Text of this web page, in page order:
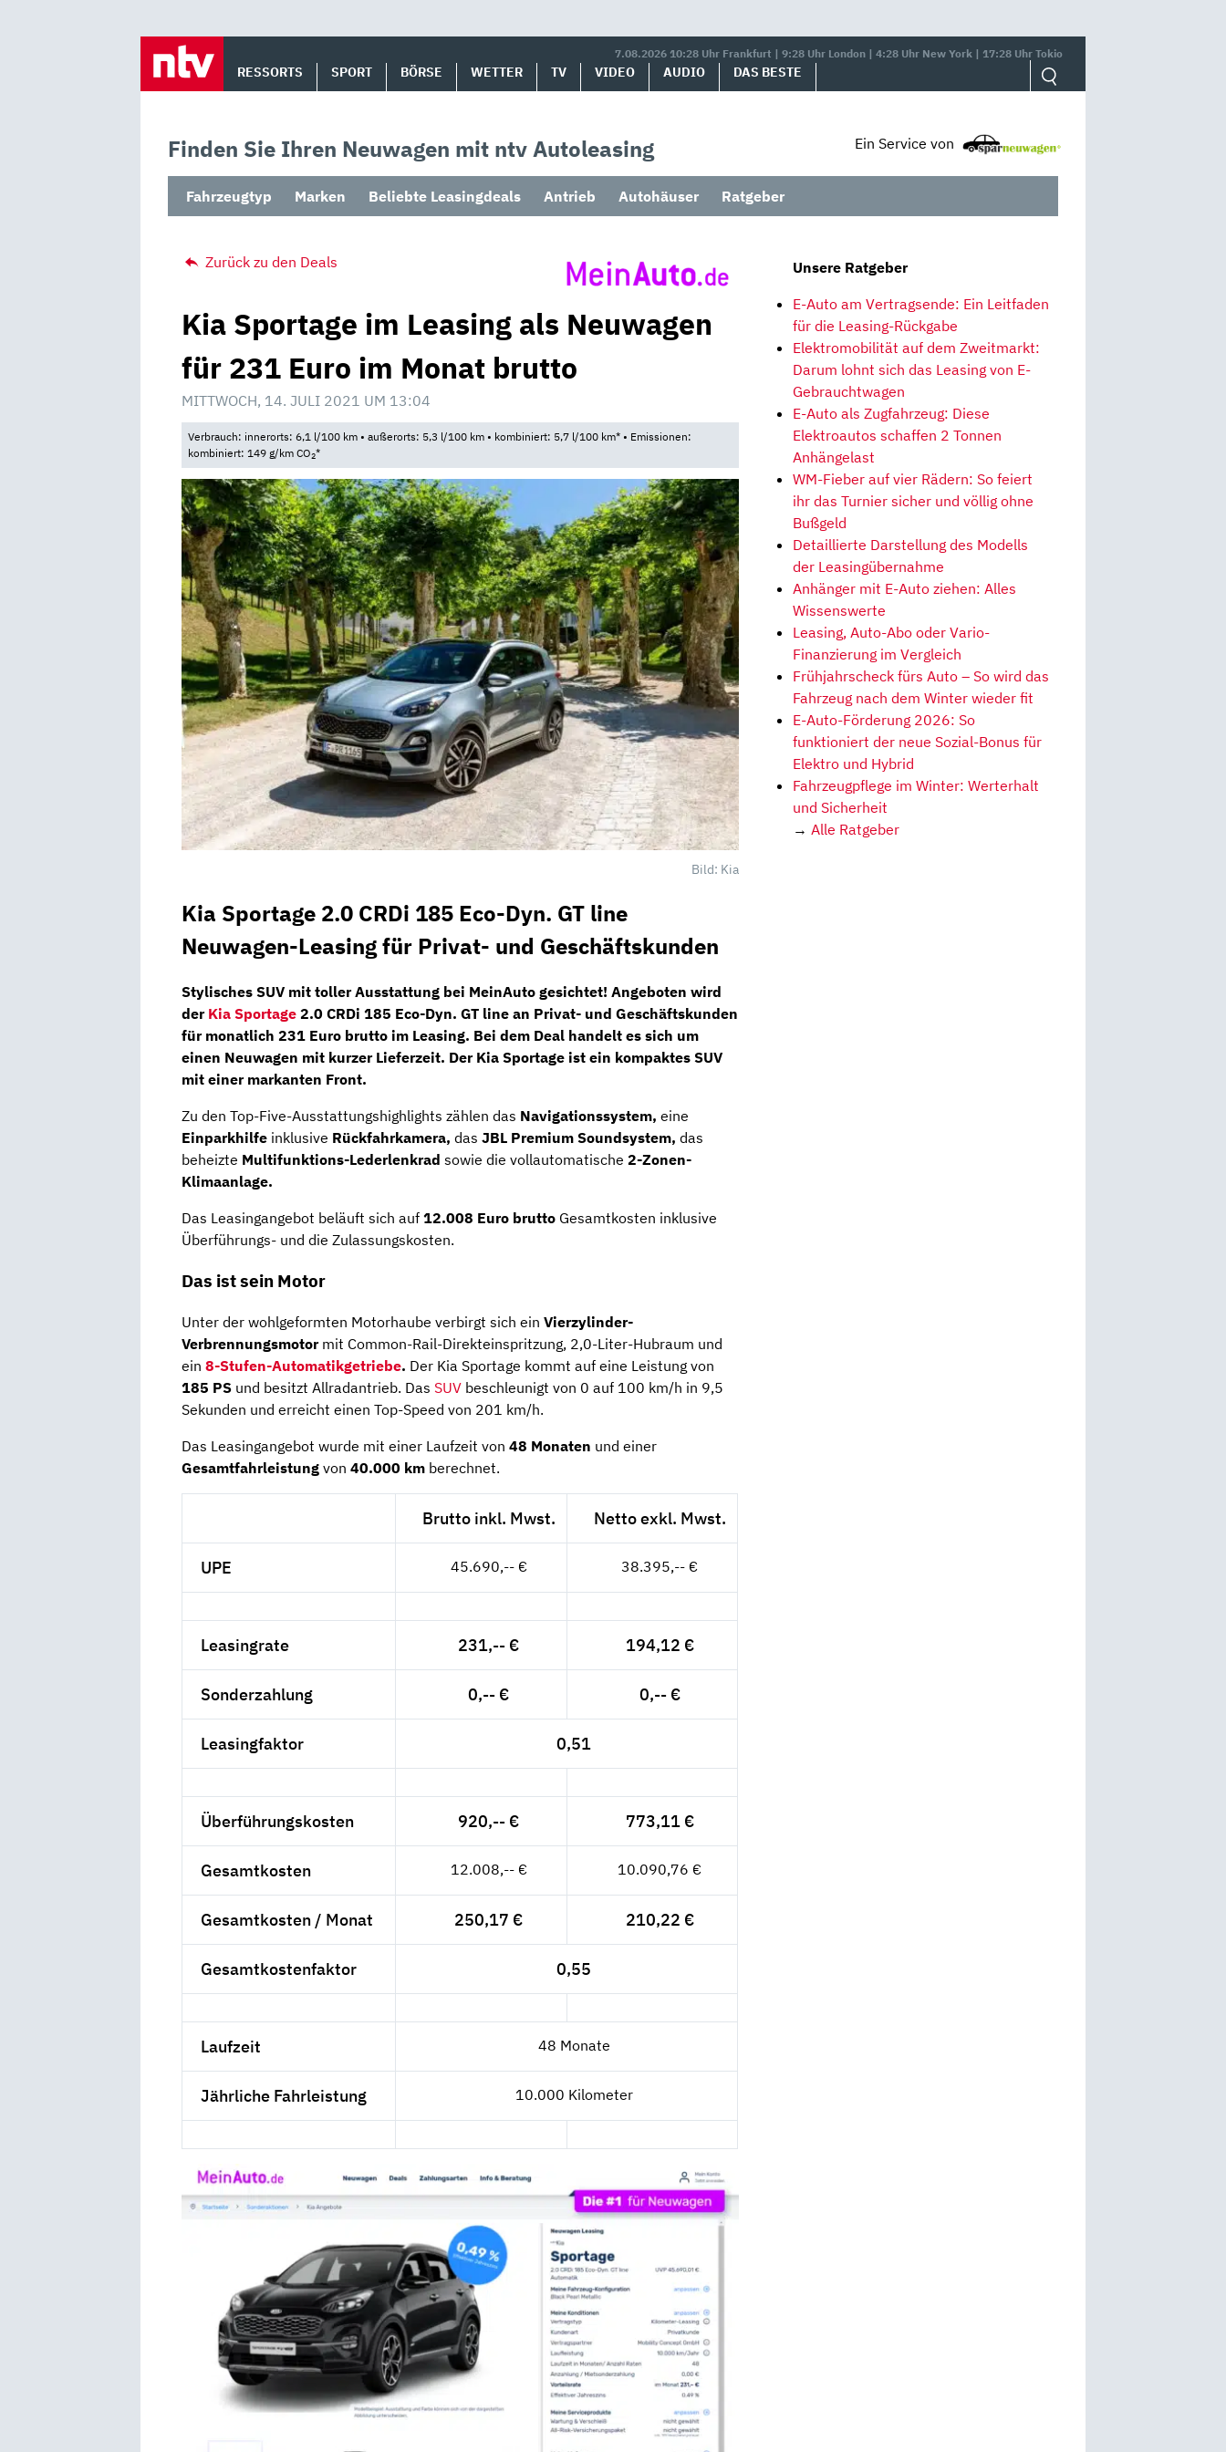
7.08.2026 10:28 Uhr Frankfurt | 9:28 Uhr London | 4:28 Uhr New York | 17:28 Uhr Tokio
RESSORTS SPORT BÖRSE WETTER TV VIDEO AUDIO DAS BESTE
Finden Sie Ihren Neuwagen mit ntv Autoleasing Ein Service von
Fahrzeugtyp Marken Beliebte Leasingdeals Antrieb Autohäuser Ratgeber
Zurück zu den Deals
Kia Sportage im Leasing als Neuwagen
für 231 Euro im Monat brutto
MITTWOCH, 14. JULI 2021 UM 13:04
Verbrauch: innerorts: 6,1 l/100 km • außerorts: 5,3 l/100 km • kombiniert: 5,7 l/100 km* • Emissionen:
kombiniert: 149 g/km CO2*
Bild: Kia
Kia Sportage 2.0 CRDi 185 Eco-Dyn. GT line
Neuwagen-Leasing für Privat- und Geschäftskunden
Stylisches SUV mit toller Ausstattung bei MeinAuto gesichtet! Angeboten wird
der Kia Sportage 2.0 CRDi 185 Eco-Dyn. GT line an Privat- und Geschäftskunden
für monatlich 231 Euro brutto im Leasing. Bei dem Deal handelt es sich um
einen Neuwagen mit kurzer Lieferzeit. Der Kia Sportage ist ein kompaktes SUV
mit einer markanten Front.
Zu den Top-Five-Ausstattungshighlights zählen das Navigationssystem, eine
Einparkhilfe inklusive Rückfahrkamera, das JBL Premium Soundsystem, das
beheizte Multifunktions-Lederlenkrad sowie die vollautomatische 2-Zonen-
Klimaanlage.
Das Leasingangebot beläuft sich auf 12.008 Euro brutto Gesamtkosten inklusive
Überführungs- und die Zulassungskosten.
Das ist sein Motor
Unter der wohlgeformten Motorhaube verbirgt sich ein Vierzylinder-
Verbrennungsmotormit Common-Rail-Direkteinspritzung, 2,0-Liter-Hubraum und
ein 8-Stufen-Automatikgetriebe. Der Kia Sportage kommt auf eine Leistung von
185 PS und besitzt Allradantrieb. Das SUV beschleunigt von 0 auf 100 km/h in 9,5
Sekunden und erreicht einen Top-Speed von 201 km/h.
Das Leasingangebot wurde mit einer Laufzeit von 48 Monaten und einer
Gesamtfahrleistung von 40.000 km berechnet.
Brutto inkl. Mwst. Netto exkl. Mwst.
UPE 45.690,-- € 38.395,-- €
Leasingrate 231,-- € 194,12 €
Sonderzahlung 0,-- € 0,-- €
Leasingfaktor 0,51
Überführungskosten 920,-- € 773,11 €
Gesamtkosten 12.008,-- € 10.090,76 €
Gesamtkosten / Monat 250,17 € 210,22 €
Gesamtkostenfaktor 0,55
Laufzeit 48 Monate
Jährliche Fahrleistung 10.000 Kilometer
Unsere Ratgeber
E-Auto am Vertragsende: Ein Leitfaden
für die Leasing-Rückgabe
Elektromobilität auf dem Zweitmarkt:
Darum lohnt sich das Leasing von E-
Gebrauchtwagen
E-Auto als Zugfahrzeug: Diese
Elektroautos schaffen 2 Tonnen
Anhängelast
WM-Fieber auf vier Rädern: So feiert
ihr das Turnier sicher und völlig ohne
Bußgeld
Detaillierte Darstellung des Modells
der Leasingübernahme
Anhänger mit E-Auto ziehen: Alles
Wissenswerte
Leasing, Auto-Abo oder Vario-
Finanzierung im Vergleich
Frühjahrscheck fürs Auto – So wird das
Fahrzeug nach dem Winter wieder fit
E-Auto-Förderung 2026: So
funktioniert der neue Sozial-Bonus für
Elektro und Hybrid
Fahrzeugpflege im Winter: Werterhalt
und Sicherheit
→ Alle Ratgeber